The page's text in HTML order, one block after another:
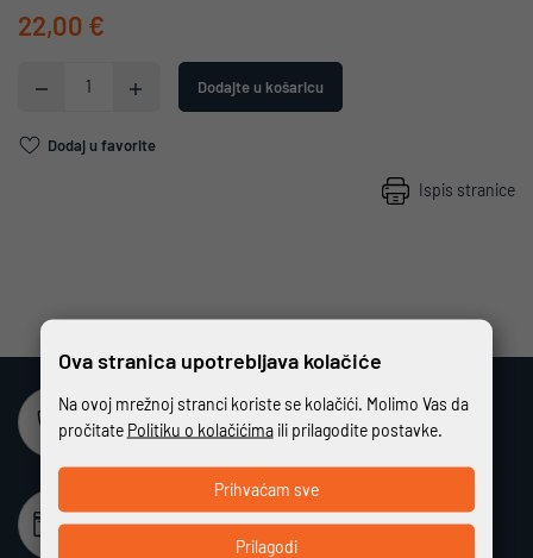
22,00 €
Dodajte u košaricu
Dodaj u favorite
Ispis stranice
Sigurna online kupovina
Potpuno zaštićeno i sigurno plaćanje
Beskamatno plaćanje
Različiti način plaćanja na rate bez kamata
Ova stranica upotrebljava kolačiće
Na ovoj mrežnoj stranci koriste se kolačići. Molimo Vas da
pročitate Politiku o kolačićimaili prilagodite postavke.
Prilagodi
Prihvaćam sve